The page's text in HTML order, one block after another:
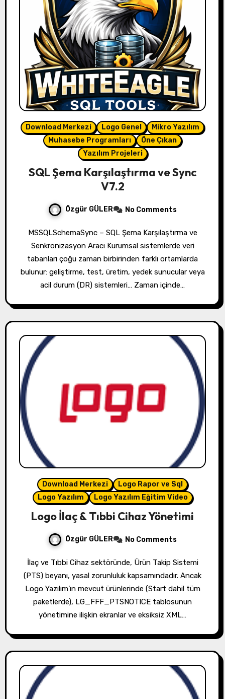
Download Merkezi Logo Genel
Mikro Yazılım
Muhasebe Programları
Öne Çıkan
Yazılım Projeleri
SQL Şema Karşılaştırma ve Sync
V7.2
Özgür GÜLER No Comments
MSSQLSchemaSync – SQL Şema Karşılaştırma ve
Senkronizasyon Aracı Kurumsal sistemlerde veri
tabanları çoğu zaman birbirinden farklı ortamlarda
bulunur: geliştirme, test, üretim, yedek sunucular veya
acil durum (DR) sistemleri… Zaman içinde…
Download Merkezi
Logo Rapor ve Sql
Logo Yazılım
Logo Yazılım Eğitim Video
Logo İlaç & Tıbbi Cihaz Yönetimi
Özgür GÜLER No Comments
İlaç ve Tıbbi Cihaz sektöründe, Ürün Takip Sistemi
(PTS) beyanı, yasal zorunluluk kapsamındadır. Ancak
Logo Yazılım’ın mevcut ürünlerinde (Start dahil tüm
paketlerde), LG_FFF_PTSNOTICE tablosunun
yönetimine ilişkin ekranlar ve eksiksiz XML…